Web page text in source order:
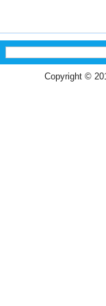
Copyright ©